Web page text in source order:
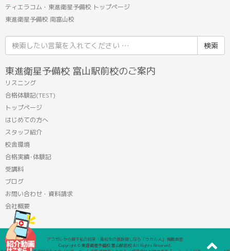
ティエラコム・東進衛星予備校 トップページ
東進衛星予備校 南富山校
索
結
果:
東進衛星予備校 富山駅前校のご案内
リスニング
合格体験記(TEST)
トップページ
はじめての方へ
スタッフ紹介
校舎環境
合格実績･体験記
受講料
ブログ
お問い合わせ・資料請求
会社概要
アコガレから探す私の将来！高校生の進路探しなら「ウカルメ」 掲載教室
Copyright © 東進衛星予備校 富山駅前校 All Rights Reserved.